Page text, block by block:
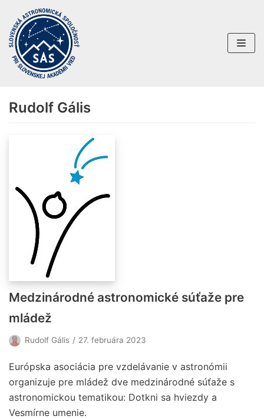
Preskočiť
na
obsah
Rudolf Gális
Medzinárodné astronomické súťaže pre
mládež
Rudolf Gális 27. februára 2023
Európska asociácia pre vzdelávanie v astronómii
organizuje pre mládež dve medzinárodné súťaže s
astronomickou tematikou: Dotkni sa hviezdy a
Vesmírne umenie.